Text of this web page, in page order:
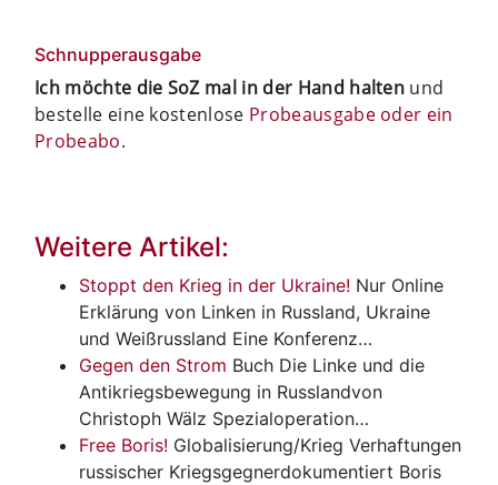
Schnupperausgabe
Ich möchte die SoZ mal in der Hand halten und
bestelle eine kostenlose Probeausgabe oder ein
Probeabo.
Weitere Artikel:
Stoppt den Krieg in der Ukraine! Nur Online
Erklärung von Linken in Russland, Ukraine
und Weißrussland Eine Konferenz…
Gegen den Strom Buch Die Linke und die
Antikriegsbewegung in Russlandvon
Christoph Wälz Spezialoperation…
Free Boris! Globalisierung/Krieg Verhaftungen
russischer Kriegsgegnerdokumentiert Boris